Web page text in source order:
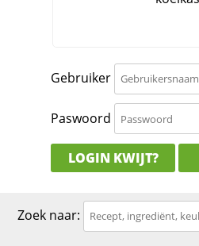
Gebruiker
Paswoord
LOGIN KWIJT?
Zoek naar: